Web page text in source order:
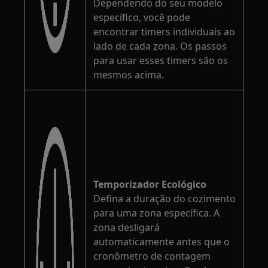
Dependendo do seu modelo
específico, você pode
encontrar timers individuais ao
lado de cada zona. Os passos
para usar esses timers são os
mesmos acima.
Temporizador Ecológico
Defina a duração do cozimento
para uma zona específica. A
zona desligará
automaticamente antes que o
cronômetro de contagem